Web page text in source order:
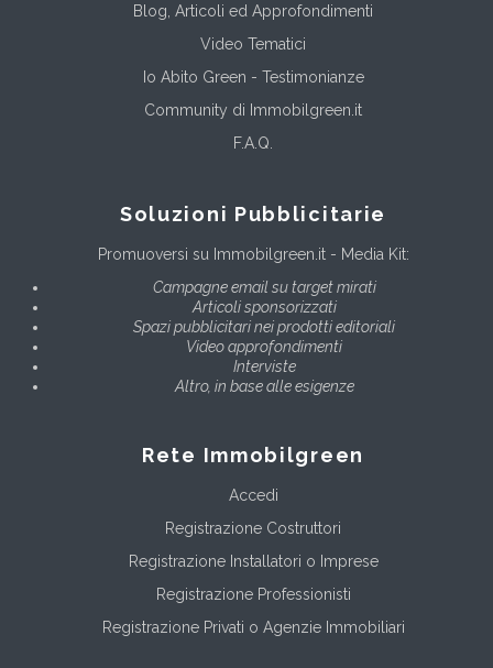
Blog, Articoli ed Approfondimenti
Video Tematici
Io Abito Green - Testimonianze
Community di Immobilgreen.it
F.A.Q.
Soluzioni Pubblicitarie
Promuoversi su Immobilgreen.it - Media Kit:
Campagne email su target mirati
Articoli sponsorizzati
Spazi pubblicitari nei prodotti editoriali
Video approfondimenti
Interviste
Altro, in base alle esigenze
Rete Immobilgreen
Accedi
Registrazione Costruttori
Registrazione Installatori o Imprese
Registrazione Professionisti
Registrazione Privati o Agenzie Immobiliari